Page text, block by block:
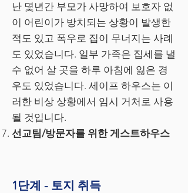
난 몇년간 부모가 사망하여 보호자 없
이 어린이가 방치되는 상황이 발생한
적도 있고 폭우로 집이 무너지는 사례
도 있었습니다. 일부 가족은 집세를 낼
수 없어 살 곳을 하루 아침에 잃은 경
우도 있었습니다. 세이프 하우스는 이
러한 비상 상황에서 임시 거처로 사용
될 것입니다.
선교팀/방문자를 위한 게스트하우스
1단계 - 토지 취득